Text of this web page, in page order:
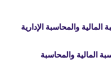
المالية والمحاسبة الإدارية
المالية والمحاسبة